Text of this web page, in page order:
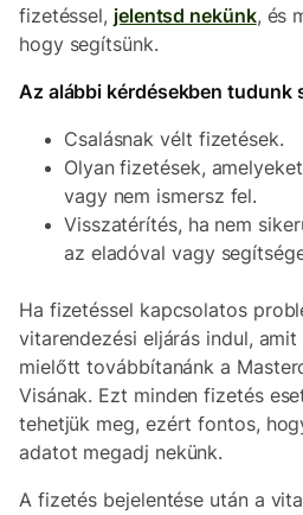
fizetéssel, jelentsd nekünk, és
hogy segítsünk.
Az alábbi kérdésekben tudunk
Csalásnak vélt fizetések.
Olyan fizetések,
vagy nem ismersz fel.
Visszatérítés, ha nem
az eladóval vagy
Ha fizetéssel kapcsolatos
vitarendezési eljárás indul,
mielőtt továbbítanánk a
Visának. Ezt minden fizetés
tehetjük meg, ezért fontos,
adatot megadj nekünk.
A fizetés bejelentése után a